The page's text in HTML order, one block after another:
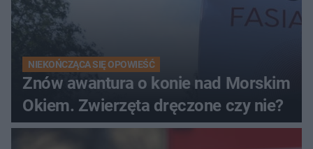
NIEKOŃCZĄCA SIĘ OPOWIEŚĆ
Znów awantura o konie nad Morskim
Okiem. Zwierzęta dręczone czy nie?